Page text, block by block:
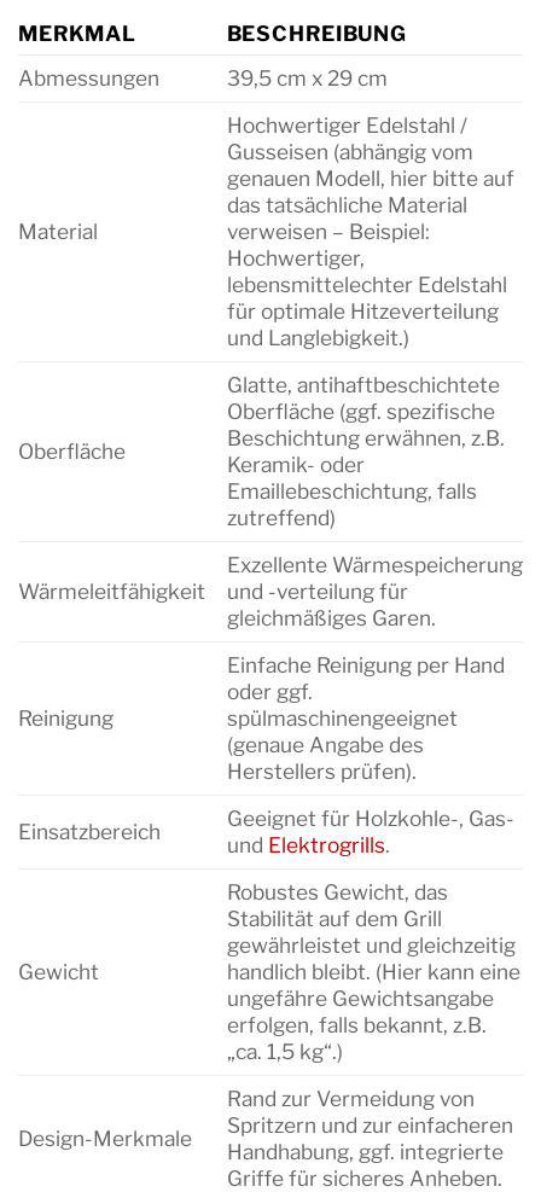
MERKMAL
BESCHREIBUNG
Abmessungen
39,5 cm x 29 cm
Material
Hochwertiger Edelstahl /
Gusseisen (abhängig vom
genauen Modell, hier bitte auf
das tatsächliche Material
verweisen – Beispiel:
Hochwertiger,
lebensmittelechter Edelstahl
für optimale Hitzeverteilung
und Langlebigkeit.)
Oberfläche
Glatte, antihaftbeschichtete
Oberfläche (ggf. spezifische
Beschichtung erwähnen, z.B.
Keramik- oder
Emaillebeschichtung, falls
zutreffend)
Wärmeleitfähigkeit
Exzellente Wärmespeicherung
und -verteilung für
gleichmäßiges Garen.
Reinigung
Einfache Reinigung per Hand
oder ggf.
spülmaschinengeeignet
(genaue Angabe des
Herstellers prüfen).
Einsatzbereich
Geeignet für Holzkohle-, Gas-
und Elektrogrills.
Gewicht
Robustes Gewicht, das
Stabilität auf dem Grill
gewährleistet und gleichzeitig
handlich bleibt. (Hier kann eine
ungefähre Gewichtsangabe
erfolgen, falls bekannt, z.B.
„ca. 1,5 kg“.)
Design-Merkmale
Rand zur Vermeidung von
Spritzern und zur einfacheren
Handhabung, ggf. integrierte
Griffe für sicheres Anheben.